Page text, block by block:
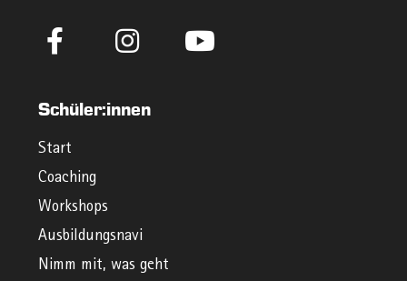
Schüler:innen
Start
Coaching
Workshops
Ausbildungsnavi
Nimm mit, was geht